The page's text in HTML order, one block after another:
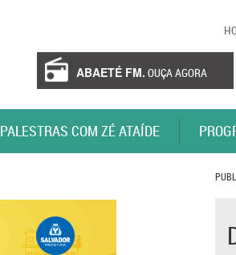
ABAETÉ FM. OUÇA AGORA
PALESTRAS COM ZÉ ATAÍDE